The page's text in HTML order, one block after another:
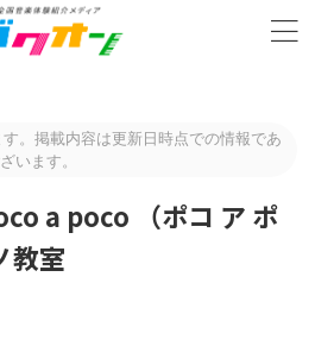
。掲載内容は更新日時点での情報であ
います。
a poco （ポコ ア ポ
教室